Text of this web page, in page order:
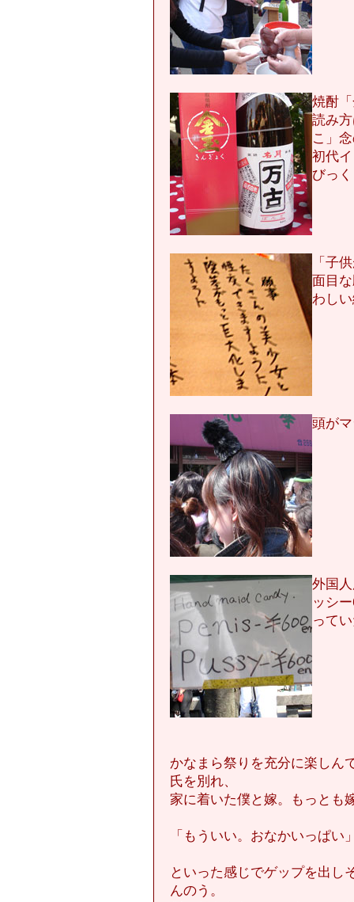
焼酎
読み
こ」
初代
びっ
「子
面目
わし
頭が
外国
ッシ
って
かなまら祭りを充分に楽しん
氏を別れ、
家に着いた僕と嫁。もっとも
「もういい。おなかいっぱい
といった感じでゲップを出し
んのう。